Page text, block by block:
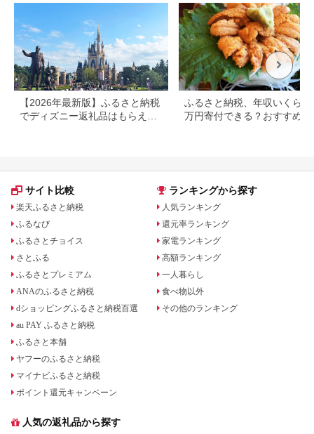
【2026年最新版】ふるさと納税
でディズニー返礼品はもらえ
ふるさと納税、年収いくらで
万円寄付できる？おすすめ返
サイト比較
楽天ふるさと納税
ふるなび
ふるさとチョイス
さとふる
ふるさとプレミアム
ANAのふるさと納税
dショッピングふるさと納税百選
au PAY ふるさと納税
ふるさと本舗
ヤフーのふるさと納税
マイナビふるさと納税
ポイント還元キャンペーン
ランキングから探す
人気ランキング
還元率ランキング
家電ランキング
高額ランキング
一人暮らし
食べ物以外
その他のランキング
人気の返礼品から探す